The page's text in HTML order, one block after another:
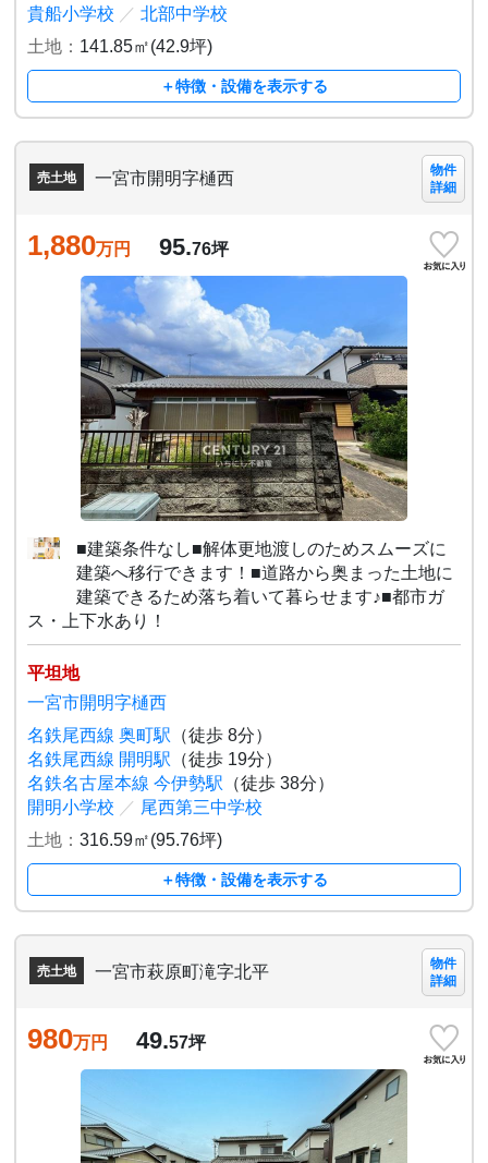
貴船小学校 ／ 北部中学校
土地： 141.85㎡(42.9坪)
＋特徴・設備を表示する
売土地 一宮市開明字樋西
物件
詳細
1,880万円 95.76坪
■建築条件なし■解体更地渡しのためスムーズに
建築へ移行できます！■道路から奥まった土地に
建築できるため落ち着いて暮らせます♪■都市ガ
ス・上下水あり！
平坦地
一宮市開明字樋西
名鉄尾西線 奥町駅 （徒歩 8分）
名鉄尾西線 開明駅 （徒歩 19分）
名鉄名古屋本線 今伊勢駅 （徒歩 38分）
開明小学校 ／ 尾西第三中学校
土地：316.59㎡(95.76坪)
＋特徴・設備を表示する
売土地 一宮市萩原町滝字北平
物件
詳細
980万円 49.57坪